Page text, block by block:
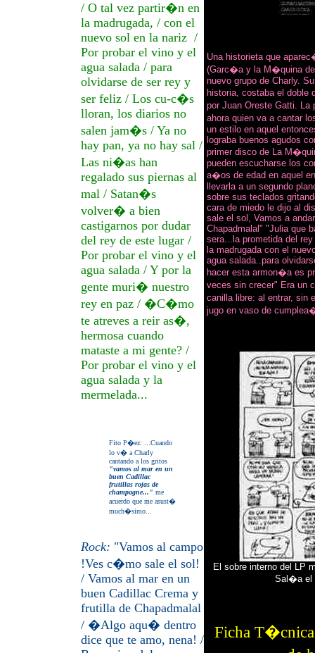
/ O tal vez partir�n en
la madrugada, / con el
nuevo sol en la nariz /
Por probar el vino y el
agua salada / para
olvidarse de ser rey y
ser feliz / Los cu-c�s
lloran, los diarios no
salen jam�s / Ya no
hay pan, ya no hay sal /
Las ni�as han
regalado sus piernas al
mal / Satan�s
volver� a bien
castigarnos por dudar
del rey de este lugar /
Por probar el vino y el
agua salada / Y por la
gente muri� nuestro
rey en paz / �C�mo
te atreves a reir as�,
hermosa cuando
mataste a mi gente? /
Por probar el vino y el
agua salada y la
mermelada...
Fito P�ez: ...Cuando
lo v� a Charly
cantando a los gritos
"vamos al mar en un
buen Cadillac
frutillas rojas de
champagne..." me
acuerdo que me asust�
much�simo...
Rock: "Vamos al campo
!Ves c�mo sale el sol!
/ Vamos al mar en un
buen Cadillac Crema y
frutilla de Chapadmalal
/ �Algo aqu� dentro
dice que te amo, nena! /
Una historieta que
(Garc�a y la M�quina
nuevo grupo de Charly.
historia, costaba el doble
por Juan Oreste Gatti.
ahora quien va a cantar
un estilo en aquel
lograba buenos agudos
primer disco de La
pueden escucharse los
a�os de edad en aquel
llevarla a un segundo
sobre sus teclados
cara de miedo le dijo al
sale el sol, Vamos a
Chapadmalal" "Julia que
sera...la prometida del
la madrugada con el
agua salada..para
hacer esta armon�a es
veces sin crecer" Era un
canilla libre: al entrar, sin
jugo en vaso de
El sobre interno del LP
Sal�a el
Ficha